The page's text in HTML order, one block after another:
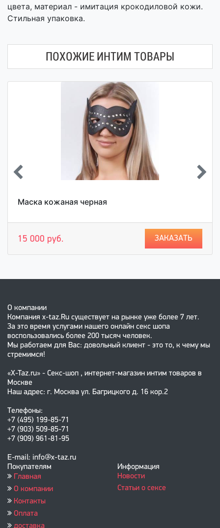
цвета, материал - имитация крокодиловой кожи.
Стильная упаковка.
ПОХОЖИЕ ИНТИМ ТОВАРЫ
Маска кожаная черная
15 000 руб. ЗАКАЗАТЬ
О компании
Компания x-taz.Ru существует на рынке уже более 7 лет.
За это время услугами нашего онлайн секс шопа
воспользовались более 200 тысяч человек.
Мы работаем для Вас: довольный клиент - это то, к чему мы
стремимся!
«X-Taz.ru» - Секс-шоп , интернет-магазин интим товаров в
Москве
Наш адрес: г. Москва ул. Багрицкого д. 16 кор.2
Телефоны:
+7 (495) 199-85-71
+7 (903) 509-85-71
+7 (909) 961-81-95
E-mail: info@x-taz.ru
Покупателям
Главная
О компании
Контакты
Оплата
доставка
Информация
Новости
Статьи о сексе